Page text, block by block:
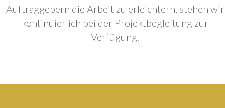
Auftraggebern die Arbeit zu erleichtern, stehen wir
kontinuierlich bei der Projektbegleitung zur
Verfügung.